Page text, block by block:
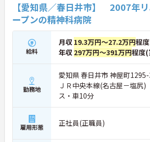
【愛知県／春日井市】 2007年
ープンの精神科病院
給料
月収 19.3万円～27.2万円程
年収 297万円～391万円程度(
勤務地
愛知県 春日井市 神屋町
ＪＲ中央本線(名古屋－塩尻)
ス・車10分
雇用形態 正社員(正職員)